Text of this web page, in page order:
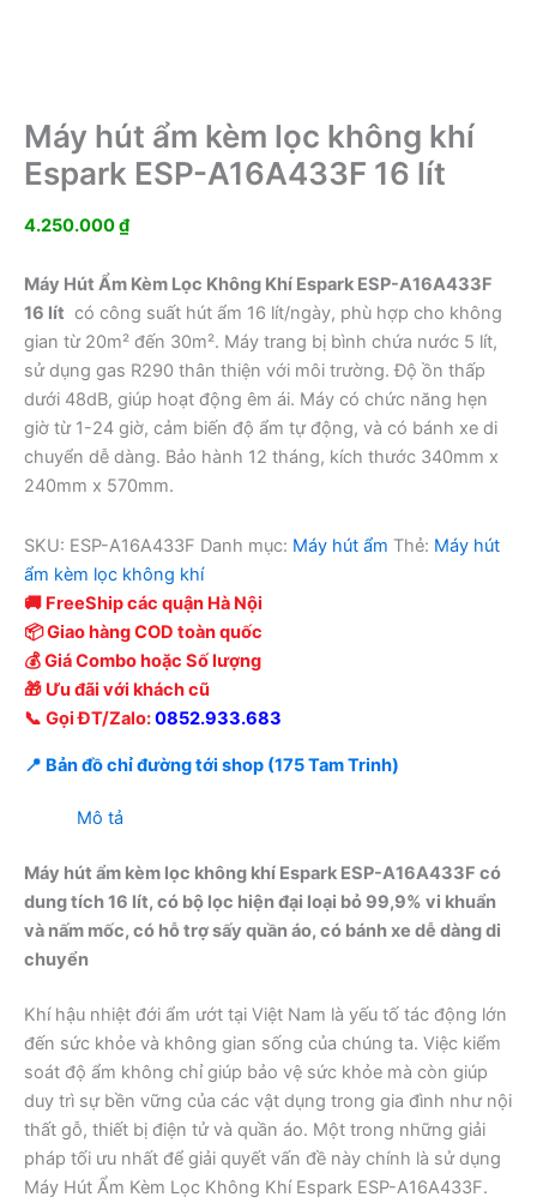
Máy hút ẩm kèm lọc không khí
Espark ESP-A16A433F 16 lít
4.250.000₫
Máy Hút Ẩm Kèm Lọc Không Khí Espark ESP-A16A433F
16 lít có công suất hút ẩm 16 lít/ngày, phù hợp cho không
gian từ 20m² đến 30m². Máy trang bị bình chứa nước 5 lít,
sử dụng gas R290 thân thiện với môi trường. Độ ồn thấp
dưới 48dB, giúp hoạt động êm ái. Máy có chức năng hẹn
giờ từ 1-24 giờ, cảm biến độ ẩm tự động, và có bánh xe di
chuyển dễ dàng. Bảo hành 12 tháng, kích thước 340mm x
240mm x 570mm.
SKU: ESP-A16A433F Danh mục: Máy hút ẩm Thẻ: Máy hút
ẩm kèm lọc không khí
🚚 FreeShip các quận Hà Nội
📦 Giao hàng COD toàn quốc
💰 Giá Combo hoặc Số lượng
🎁 Ưu đãi với khách cũ
📞 Gọi ĐT/Zalo:0852.933.683
📍 Bản đồ chỉ đường tới shop (175 Tam Trinh)
Mô tả
Máy hút ẩm kèm lọc không khí Espark ESP-A16A433F có
dung tích 16 lít, có bộ lọc hiện đại loại bỏ 99,9% vi khuẩn
và nấm mốc, có hỗ trợ sấy quần áo, có bánh xe dễ dàng di
chuyển
Khí hậu nhiệt đới ẩm ướt tại Việt Nam là yếu tố tác động lớn
đến sức khỏe và không gian sống của chúng ta. Việc kiểm
soát độ ẩm không chỉ giúp bảo vệ sức khỏe mà còn giúp
duy trì sự bền vững của các vật dụng trong gia đình như nội
thất gỗ, thiết bị điện tử và quần áo. Một trong những giải
pháp tối ưu nhất để giải quyết vấn đề này chính là sử dụng
Máy Hút Ẩm Kèm Lọc Không Khí Espark ESP-A16A433F.